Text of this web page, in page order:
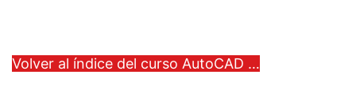
Volver al índice del curso AutoCAD …